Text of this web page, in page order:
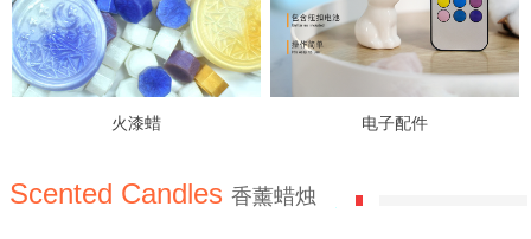
火漆蜡 电子配件
Scented Candles 香薰蜡烛